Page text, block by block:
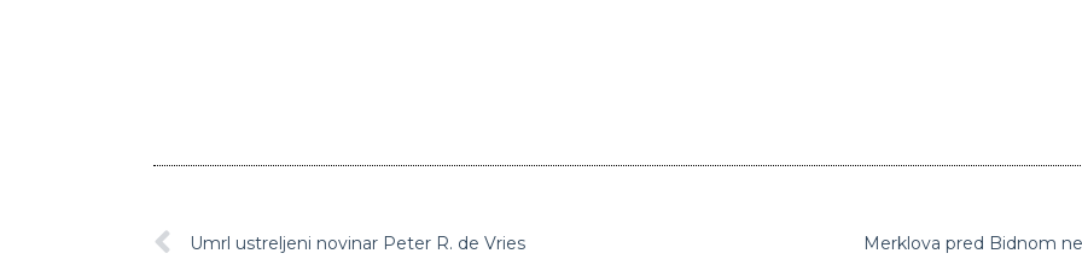
Umrl ustreljeni novinar Peter R. de Vries Merklova pred Bidnom